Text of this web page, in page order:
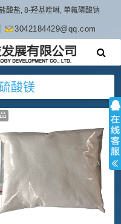
酸盐, 8-羟基喹啉, 单氟磷酸钠
3042184429@qq.com
酸镁